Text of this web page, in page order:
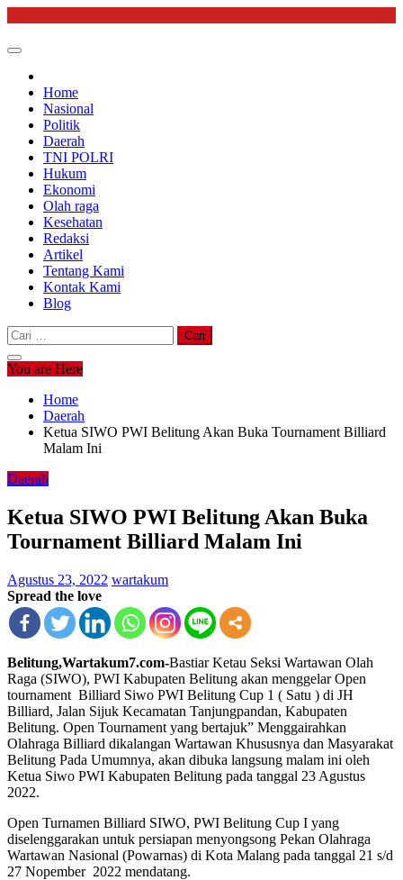
content
Home
Nasional
Politik
Daerah
TNI POLRI
Hukum
Ekonomi
Olah raga
Kesehatan
Redaksi
Artikel
Tentang Kami
Kontak Kami
Blog
Cari
untuk:
You are Here
Home
Daerah
Ketua SIWO PWI Belitung Akan Buka Tournament Billiard
Malam Ini
Daerah
Ketua SIWO PWI Belitung Akan Buka
Tournament Billiard Malam Ini
Agustus 23, 2022 wartakum
Spread the love
Belitung,Wartakum7.com-Bastiar Ketau Seksi Wartawan Olah
Raga (SIWO), PWI Kabupaten Belitung akan menggelar Open
tournament Billiard Siwo PWI Belitung Cup 1 ( Satu ) di JH
Billiard, Jalan Sijuk Kecamatan Tanjungpandan, Kabupaten
Belitung. Open Tournament yang bertajuk” Menggairahkan
Olahraga Billiard dikalangan Wartawan Khususnya dan Masyarakat
Belitung Pada Umumnya, akan dibuka langsung malam ini oleh
Ketua Siwo PWI Kabupaten Belitung pada tanggal 23 Agustus
2022.
Open Turnamen Billiard SIWO, PWI Belitung Cup I yang
diselenggarakan untuk persiapan menyongsong Pekan Olahraga
Wartawan Nasional (Powarnas) di Kota Malang pada tanggal 21 s/d
27 Nopember 2022 mendatang.